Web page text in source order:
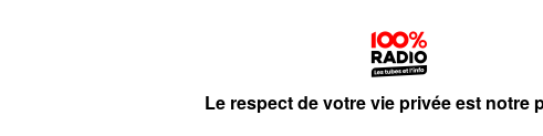
Le respect de votre vie privée est notre